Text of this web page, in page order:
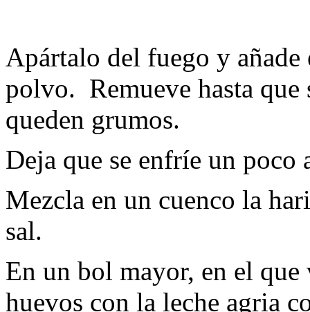
Apártalo del fuego y añade
polvo. Remueve hasta
queden grumos.
Deja que se enfríe un poco
Mezcla en un cuenco la
sal.
En un bol mayor, en el que
huevos con la leche agria